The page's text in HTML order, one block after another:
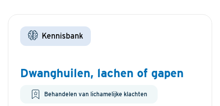
Kennisbank
Dwanghuilen, lachen of gapen
Behandelen van lichamelijke klachten